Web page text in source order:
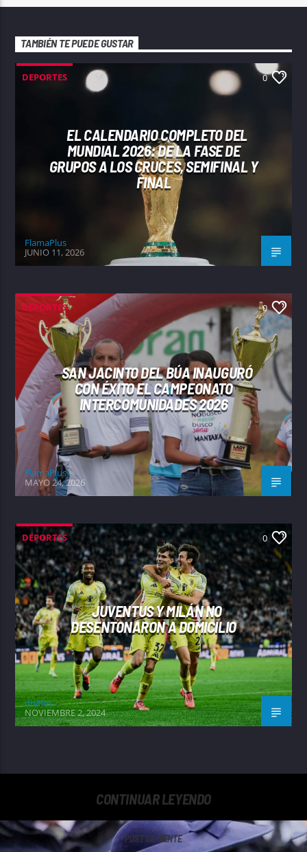
TAMBIÉN TE PUEDE GUSTAR
DEPORTES 0
EL CALENDARIO COMPLETO DEL
MUNDIAL 2026: DE LA FASE DE
GRUPOS A LOS CRUCES, SEMIFINAL Y
FINAL
FlamaPlus
JUNIO 11, 2026
DEPORTES 0
SAN JACINTO DEL BÚA INAUGURÓ
CON ÉXITO EL CAMPEONATO
INTERCOMUNIDADES 2026
FlamaPlus
MAYO 24, 2026
DEPORTES 0
JUVENTUS Y MILÁN NO
DESENTONARON A DOMICILIO
dh8fm
NOVIEMBRE 2, 2024
CONTINUAR LEYENDO
POST SIGUIENTE